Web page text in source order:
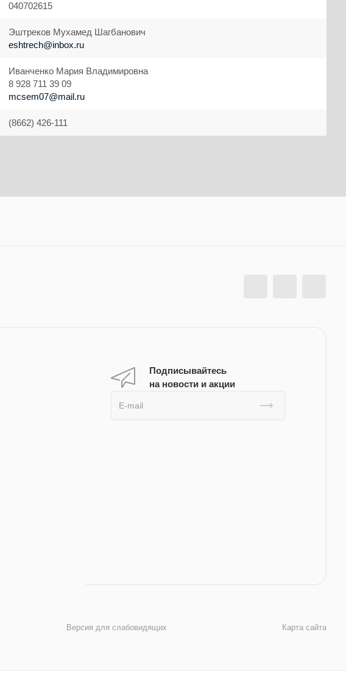
040702615
Эштреков Мухамед Шагбанович
eshtrech@inbox.ru
Иванченко Мария Владимировна
8 928 711 39 09
mcsem07@mail.ru
(8662) 426-111
Подписывайтесь
на новости и акции
Версия для слабовидящих Карта сайта